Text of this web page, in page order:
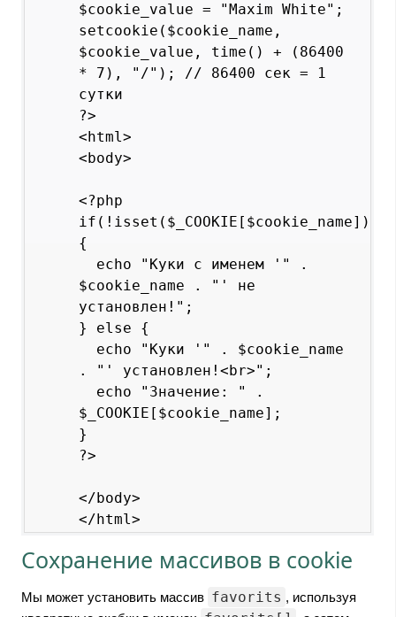
$cookie_value = "Maxim White";
setcookie($cookie_name,
$cookie_value, time() + (86400
* 7), "/"); // 86400 сек = 1
сутки
?>
<html>
<body>
<?php
if(!isset($_COOKIE[$cookie_name]))
{
echo "Куки с именем '" .
$cookie_name . "' не
установлен!";
} else {
echo "Куки '" . $cookie_name
. "' установлен!<br>";
echo "Значение: " .
$_COOKIE[$cookie_name];
}
?>
</body>
Сохранение массивов в cookie
Мы может установить массив favorits , используя